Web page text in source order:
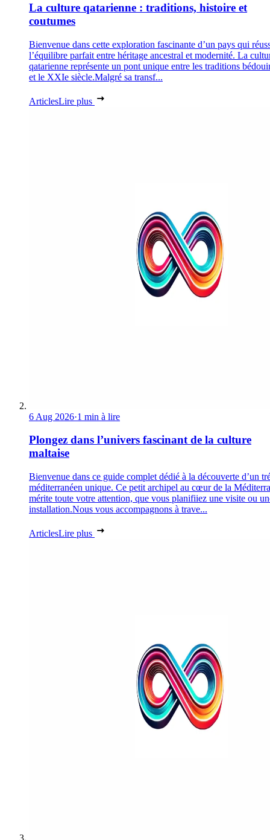
La culture qatarienne : traditions, histoire et
coutumes
Bienvenue dans cette exploration fascinante d’un pays qui
l’équilibre parfait entre héritage ancestral et modernité. La
qatarienne représente un pont unique entre les traditions
et le XXIe siècle.Malgré sa transf...
ArticlesLire plus
6 Aug 2026·1 min à lire
Plongez dans l’univers fascinant de la culture
maltaise
Bienvenue dans ce guide complet dédié à la découverte d’un
méditerranéen unique. Ce petit archipel au cœur de la
mérite toute votre attention, que vous planifiiez une visite ou
installation.Nous vous accompagnons à trave...
ArticlesLire plus